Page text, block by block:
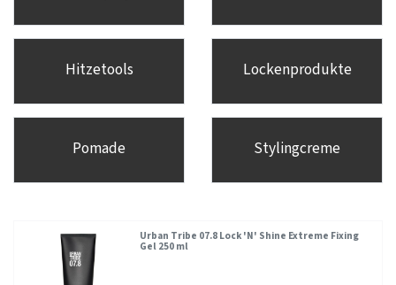
Hitzetools Lockenprodukte
Pomade Stylingcreme
Urban Tribe 07.8 Lock 'N' Shine Extreme Fixing
Gel 250 ml